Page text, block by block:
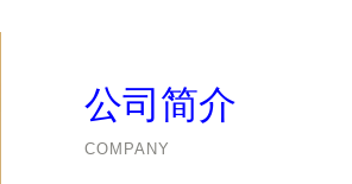
公司简介
COMPANY